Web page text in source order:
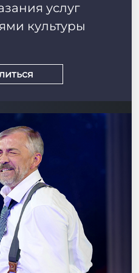
услуг
культуры